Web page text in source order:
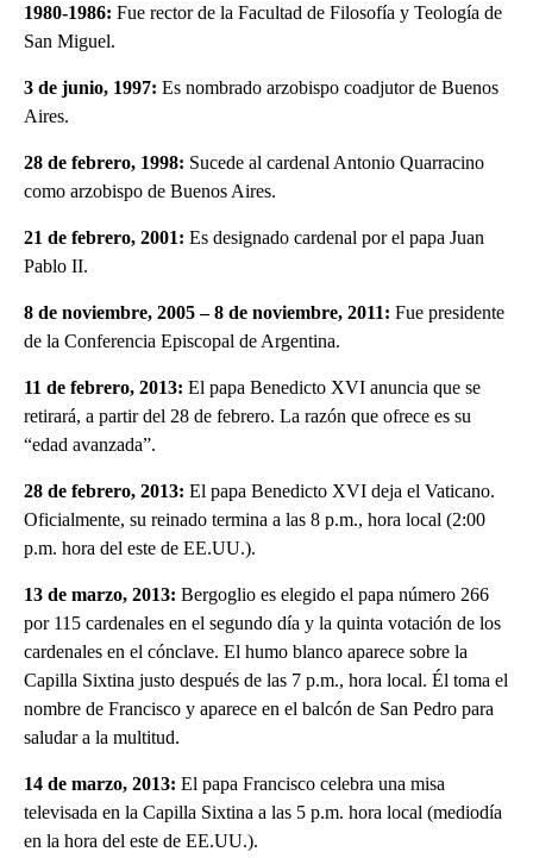
1980-1986: Fue rector de la Facultad de Filosofía y Teología de
San Miguel.
3 de junio, 1997: Es nombrado arzobispo coadjutor de Buenos
Aires.
28 de febrero, 1998: Sucede al cardenal Antonio Quarracino
como arzobispo de Buenos Aires.
21 de febrero, 2001: Es designado cardenal por el papa Juan
Pablo II.
8 de noviembre, 2005 – 8 de noviembre, 2011: Fue presidente
de la Conferencia Episcopal de Argentina.
11 de febrero, 2013: El papa Benedicto XVI anuncia que se
retirará, a partir del 28 de febrero. La razón que ofrece es su
“edad avanzada”.
28 de febrero, 2013: El papa Benedicto XVI deja el Vaticano.
Oficialmente, su reinado termina a las 8 p.m., hora local (2:00
p.m. hora del este de EE.UU.).
13 de marzo, 2013: Bergoglio es elegido el papa número 266
por 115 cardenales en el segundo día y la quinta votación de los
cardenales en el cónclave. El humo blanco aparece sobre la
Capilla Sixtina justo después de las 7 p.m., hora local. Él toma el
nombre de Francisco y aparece en el balcón de San Pedro para
saludar a la multitud.
14 de marzo, 2013: El papa Francisco celebra una misa
televisada en la Capilla Sixtina a las 5 p.m. hora local (mediodía
en la hora del este de EE.UU.).